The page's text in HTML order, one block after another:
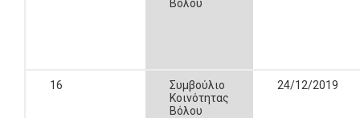
Βόλου
16
Συμβούλιο
Κοινότητας
Βόλου
24/12/2019